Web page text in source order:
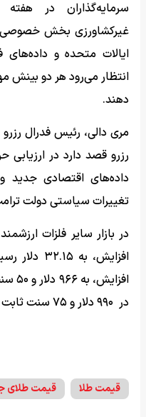
سرمایه‌گذاران در
غیرکشاورزی بخش خصوصی
ایالات متحده و
انتظار می‌رود هر دو بینش
دهند.
مری دالی، رئیس فدرال
رزرو قصد دارد در ارزیابی
داده‌های اقتصادی جدید
تغییرات سیاستی دولت
در ۹۹۰ دلار و ۷۵ سنت ثابت بود.
قیمت طلا قیمت طلای